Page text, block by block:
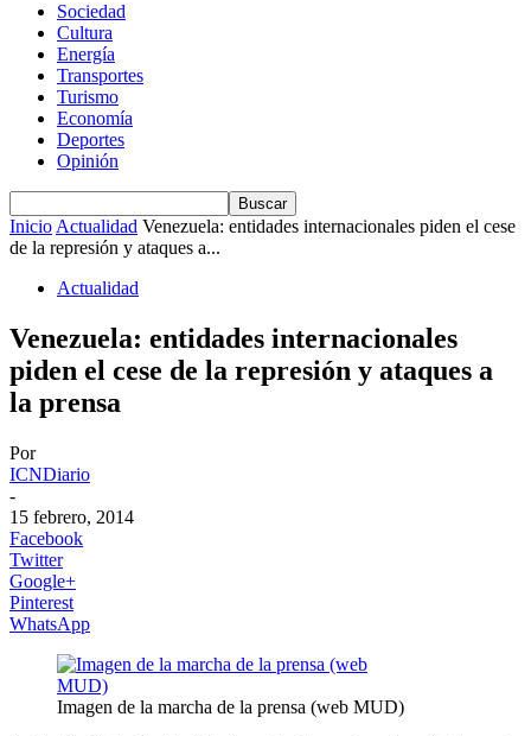
Sociedad
Cultura
Energía
Transportes
Turismo
Economía
Deportes
Opinión
InicioActualidad Venezuela: entidades internacionales piden el cese
de la represión y ataques a...
Actualidad
Venezuela: entidades internacionales
piden el cese de la represión y ataques a
la prensa
Por
ICNDiario
-
15 febrero, 2014
Facebook
Twitter
Google+
Pinterest
WhatsApp
Imagen de la marcha de la prensa (web MUD)